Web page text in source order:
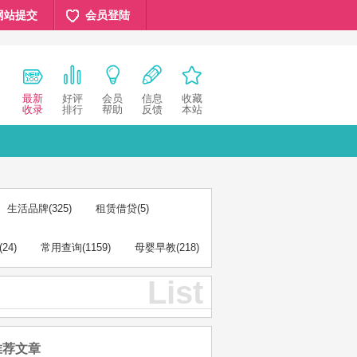
站提交 会员登陆
最新
收录
好评
排行
会员
帮助
信息
反馈
收藏
本站
生活品牌(325) 租赁借贷(5)
(24) 常用查询(1159) 母婴早教(218)
List
荐文章